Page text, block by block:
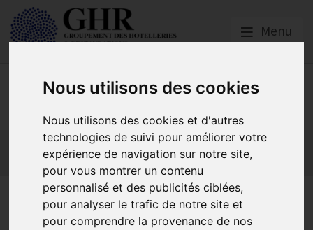
Nous utilisons des cookies
Nous utilisons des cookies et d'autres
technologies de suivi pour améliorer votre
expérience de navigation sur notre site,
pour vous montrer un contenu
personnalisé et des publicités ciblées,
pour analyser le trafic de notre site et
pour comprendre la provenance de nos
Menu
GHR GRAND-OUEST
Actualités Qui sommes nous ?
Formations
GHR National
Partenaires
Centrale de